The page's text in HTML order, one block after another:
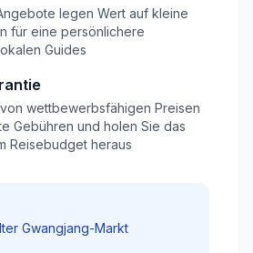
legen Wert auf kleine
für eine persönlichere
Guides
wettbewerbsfähigen Preisen
Gebühren und holen Sie das
Reisebudget heraus
Gwangjang-Markt